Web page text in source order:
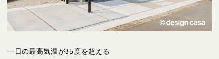
一日の最高気温が35度を超える